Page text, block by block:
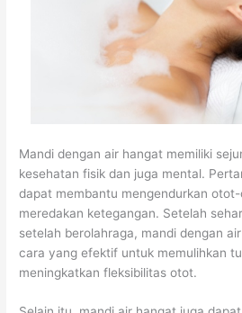
Mandi dengan air hangat memiliki
kesehatan fisik dan juga mental.
dapat membantu mengendurkan
meredakan ketegangan. Setelah
setelah berolahraga, mandi dengan
cara yang efektif untuk memulihkan
meningkatkan fleksibilitas otot.